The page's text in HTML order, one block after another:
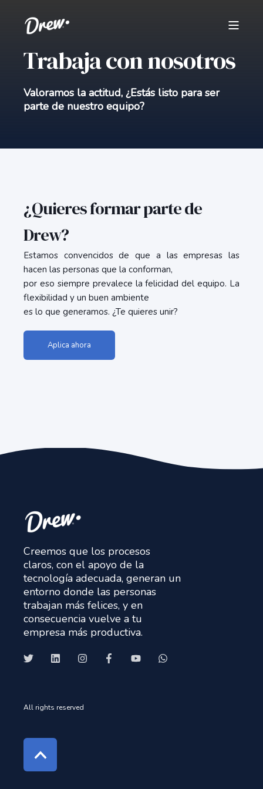
Trabaja con nosotros
Valoramos la actitud, ¿Estás listo para ser
parte de nuestro equipo?
¿Quieres formar parte de
Drew?
Estamos convencidos de que a las empresas las
hacen las personas que la conforman,
por eso siempre prevalece la felicidad del equipo. La
flexibilidad y un buen ambiente
es lo que generamos. ¿Te quieres unir?
Aplica ahora
Creemos que los procesos
claros, con el apoyo de la
tecnología adecuada, generan un
entorno donde las personas
trabajan más felices, y en
consecuencia vuelve a tu
empresa más productiva.
All rights reserved